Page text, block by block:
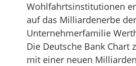
Wohlfahrtsinstitutionen
auf das Milliardenerbe der
Unternehmerfamilie
Die Deutsche Bank Chart
mit einer neuen